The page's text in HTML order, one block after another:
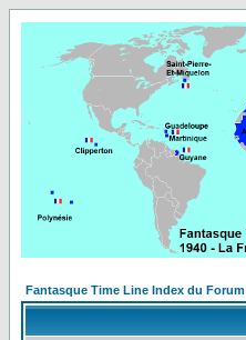
Fantasque Time Line Index du Forum